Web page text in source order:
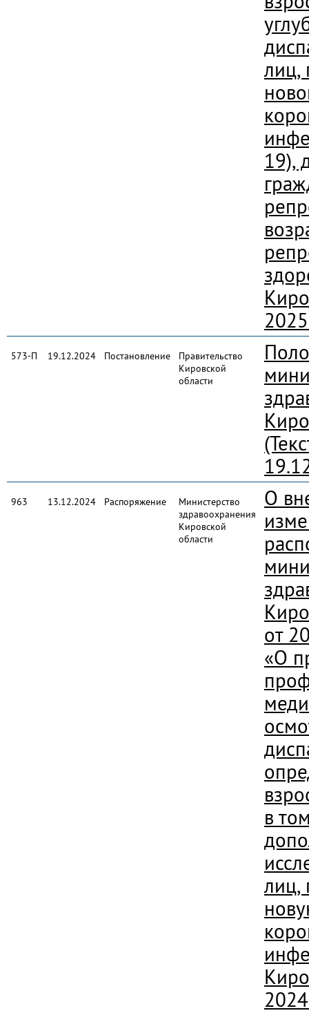
лиц,
19),
573-П 19.12.2024 Постановление
Правительство
Кировской
области
963 13.12.2024 Распоряжение
Министерство
здравоохранения
Кировской
области
О
от
«О
в
лиц,